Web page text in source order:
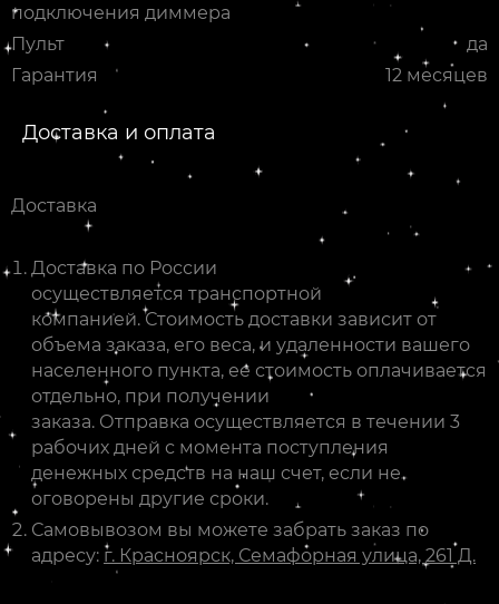
подключения диммера
Пульт
да
Гарантия
12 месяцев
Доставка и оплата
Доставка
Доставка по России
осуществляется транспортной
компанией. Стоимость доставки зависит от
объема заказа, его веса, и удаленности вашего
населенного пункта, ее стоимость оплачивается
отдельно, при получении
заказа. Отправка осуществляется в течении 3
рабочих дней с момента поступления
денежных средств на наш счет, если не
оговорены другие сроки.
Самовывозом вы можете забрать заказ по
адресу: г. Красноярск, Семафорная улица, 261 Д.